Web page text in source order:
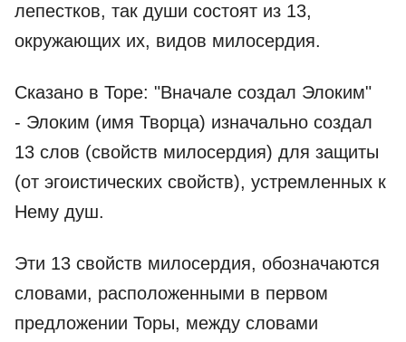
лепестков, так души состоят из 13,
окружающих их, видов милосердия.
Сказано в Торе: "Вначале создал Элоким"
- Элоким (имя Творца) изначально создал
13 слов (свойств милосердия) для защиты
(от эгоистических свойств), устремленных к
Нему душ.
Эти 13 свойств милосердия, обозначаются
словами, расположенными в первом
предложении Торы, между словами